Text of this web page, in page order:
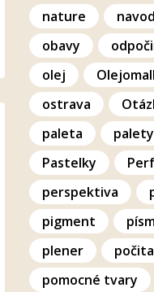
nature
navod
obavy
olej
ostrava
paleta
palety
Pastelky
perspektiva
pigment
plener
pomocné tvary